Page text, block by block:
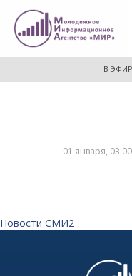
В
01 января, 03:00
Новости СМИ2